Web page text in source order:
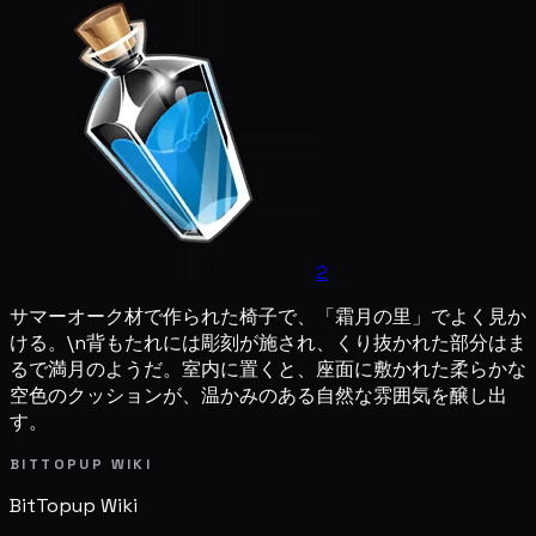
2
サマーオーク材で作られた椅子で、「霜月の里」でよく見か
ける。\n背もたれには彫刻が施され、くり抜かれた部分はま
るで満月のようだ。室内に置くと、座面に敷かれた柔らかな
空色のクッションが、温かみのある自然な雰囲気を醸し出
す。
BITTOPUP WIKI
BitTopup Wiki